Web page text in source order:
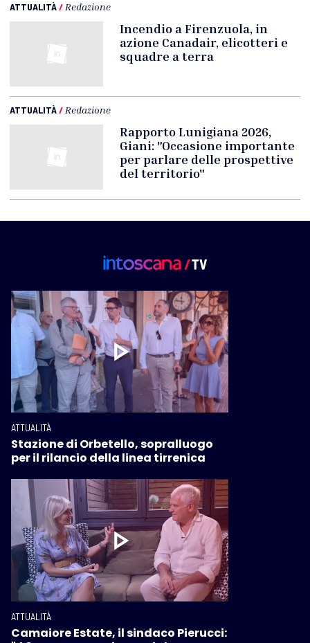
ATTUALITÀ/ Redazione
Incendio a Firenzuola, in
azione Canadair, elicotteri e
squadre a terra
ATTUALITÀ/ Redazione
Rapporto Lunigiana 2026,
Giani: "Occasione importante
per parlare delle prospettive
del territorio"
ATTUALITÀ
Stazione di Orbetello, sopralluogo
per il rilancio della linea tirrenica
ATTUALITÀ
Camaiore Estate, il sindaco Pierucci: